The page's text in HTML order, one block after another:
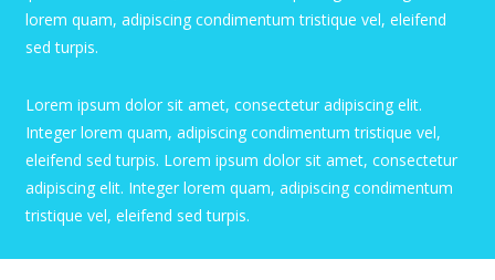
lorem quam, adipiscing condimentum tristique vel, eleifend
sed turpis.
Lorem ipsum dolor sit amet, consectetur adipiscing elit.
Integer lorem quam, adipiscing condimentum tristique vel,
eleifend sed turpis. Lorem ipsum dolor sit amet, consectetur
adipiscing elit. Integer lorem quam, adipiscing condimentum
tristique vel, eleifend sed turpis.